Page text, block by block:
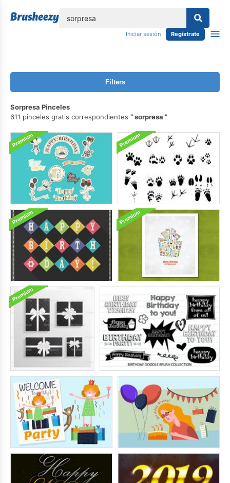
Iniciar sesión Regístrate
Filters
Sorpresa Pinceles
611 pinceles gratis correspondientes
sorpresa